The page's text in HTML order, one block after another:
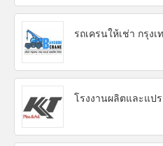
รถเครนให้เช่า กรุง
โรงงานผลิตและแป